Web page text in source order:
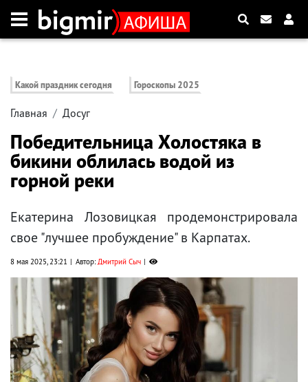
Какой праздник сегодня Гороскопы 2025
Главная Досуг
Победительница Холостяка в
бикини облилась водой из
горной реки
Екатерина Лозовицкая продемонстрировала
свое "лучшее пробуждение" в Карпатах.
8 мая 2025, 23:21 Автор:Дмитрий Сыч